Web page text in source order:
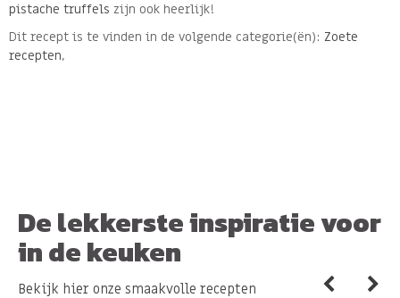
pistache truffels zijn ook heerlijk!
Dit recept is te vinden in de volgende categorie(ën): Zoete
recepten,
De lekkerste inspiratie voor
in de keuken
Bekijk hier onze smaakvolle recepten